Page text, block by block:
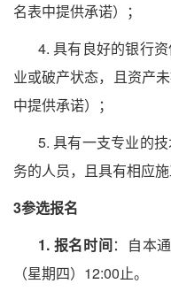
名表中提供承诺）；
4. 具有良好的银行
业或破产状态，且资产
中提供承诺）；
5. 具有一支专业的
务的人员，且具有相应施
3参选报名
1. 报名时间：自本
（星期四） 12:00止。